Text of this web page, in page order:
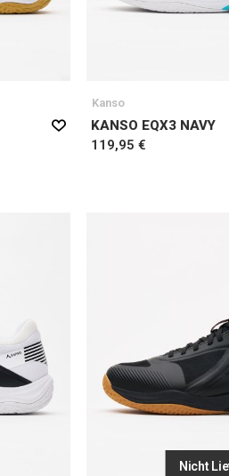
Kanso
KANSO EQX3 NAVY
119,95 €
Nicht